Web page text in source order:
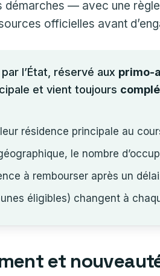
démarches — avec une
officielles avant
par l’État, réservé aux primo-
et vient toujours
résidence principale au
le nombre
à rembourser après un
éligibles) changent à
et